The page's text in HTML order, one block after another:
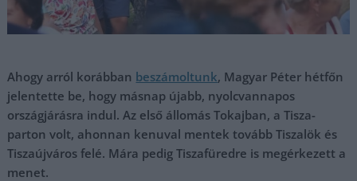
Ahogy arról korábban beszámoltunk, Magyar Péter hétfőn
jelentette be, hogy másnap újabb, nyolcvannapos
országjárásra indul. Az első állomás Tokajban, a Tisza-
parton volt, ahonnan kenuval mentek tovább Tiszalök és
Tiszaújváros felé. Mára pedig Tiszafüredre is megérkezett a
menet.